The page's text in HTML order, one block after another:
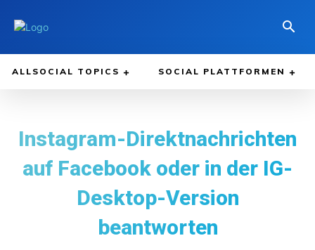
ALLSOCIAL TOPICS SOCIAL PLATTFORMEN
Instagram-Direktnachrichten
auf Facebook oder in der IG-
Desktop-Version
beantworten